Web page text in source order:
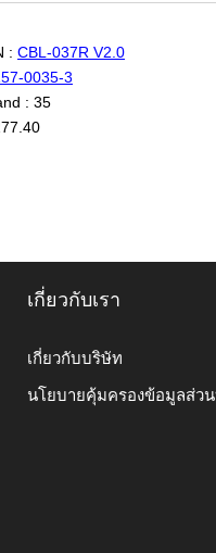
: CBL-037R V2.0
0035-3
: 35
เกี่ยวกับเรา
เกี่ยวกับบริษัท
นโยบายคุ้มครองข้อมูลส่ว